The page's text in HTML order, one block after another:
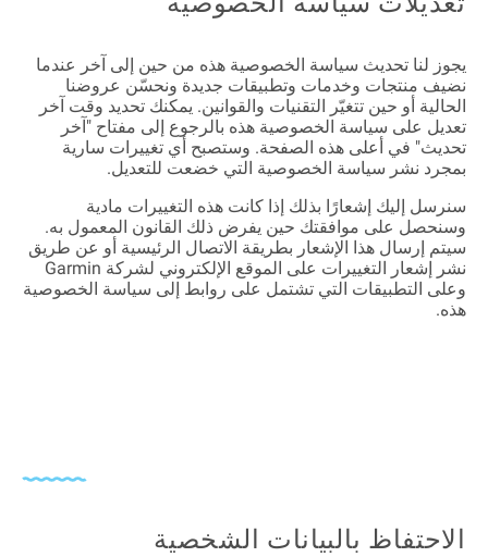
يجوز لنا تحديث سياسة الخصوصية هذه من حين إلى آخر عندما
نضيف منتجات وخدمات وتطبيقات جديدة ونحسّن عروضنا
الحالية أو حين تتغيّر التقنيات والقوانين. يمكنك تحديد وقت آخر
تعديل على سياسة الخصوصية هذه بالرجوع إلى مفتاح "آخر
تحديث" في أعلى هذه الصفحة. وستصبح أي تغييرات سارية
بمجرد نشر سياسة الخصوصية التي خضعت للتعديل.
سنرسل إليك إشعارًا بذلك إذا كانت هذه التغييرات مادية
وسنحصل على موافقتك حين يفرض ذلك القانون المعمول به.
سيتم إرسال هذا الإشعار بطريقة الاتصال الرئيسية أو عن طريق
نشر إشعار التغييرات على الموقع الإلكتروني لشركة Garmin
وعلى التطبيقات التي تشتمل على روابط إلى سياسة الخصوصية
هذه.
الاحتفاظ بالبيانات الشخصية